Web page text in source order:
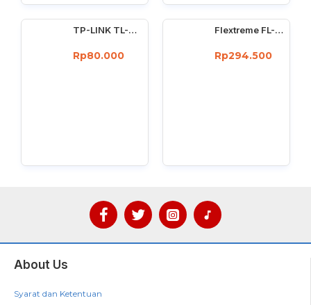
TP-LINK TL-WN725N : 150Mbps wireless N Nano USB adapter
Rp80.000
Flextreme FL-8110GMA-11-5-AS Media Converter Dual Core Gigabit Multimode 550 Meter
Rp294.500
About Us
Syarat dan Ketentuan